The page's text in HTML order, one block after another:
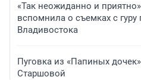
«Так неожиданно и
вспомнила о съемках с
Владивостока
Пуговка из «Папиных
Старшовой